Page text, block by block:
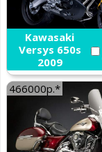
Kawasaki
Versys 650s
2009
466000р.*